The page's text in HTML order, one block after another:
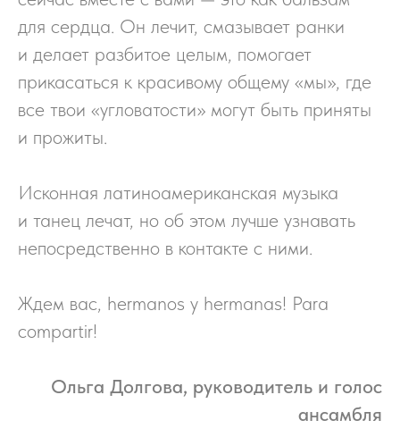
для сердца. Он лечит, смазывает ранки
и делает разбитое целым, помогает
прикасаться к красивому общему «мы», где
все твои «угловатости» могут быть приняты
и прожиты.
Исконная латиноамериканская музыка
и танец лечат, но об этом лучше узнавать
непосредственно в контакте с ними.
Ждем вас, hermanos y hermanas! Para
compartir!
Ольга Долгова, руководитель и голос
ансамбля